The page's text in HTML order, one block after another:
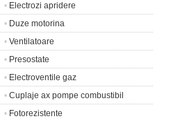
• Electrozi apridere
• Duze motorina
• Ventilatoare
• Presostate
• Electroventile gaz
• Cuplaje ax pompe combustibil
• Fotorezistente